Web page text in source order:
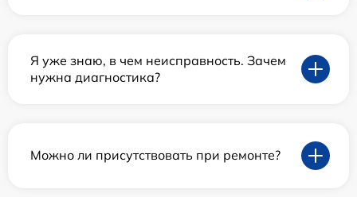
Я уже знаю, в чем неисправность. Зачем
нужна диагностика?
Можно ли присутствовать при ремонте?